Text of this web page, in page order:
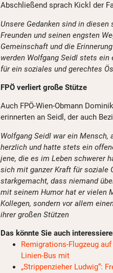
Abschließend sprach Kickl der
Unsere Gedanken sind in
Freunden und seinen engsten
Gemeinschaft und die
werden Wolfgang Seidl stets ein
für ein soziales und gerechtes
FPÖ verliert große Stütze
Auch FPÖ-Wien-Obmann
erinnerten an Seidl, der auch
Wolfgang Seidl war ein
herzlich und hatte stets ein
jene, die es im Leben schwerer
sich mit ganzer Kraft für soziale
starkgemacht, dass niemand
mit seinem Humor hat er vielen
Kollegen, sondern vor allem
ihrer großen Stützen
Das könnte Sie auch
Remigrations-Flugzeug
Linien-Bus mit
„Strippenzieher Ludwig“: